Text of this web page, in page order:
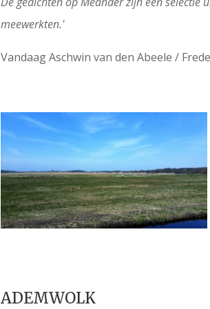
meewerkten.'
Vandaag Aschwin van den Abeele /
ADEMWOLK